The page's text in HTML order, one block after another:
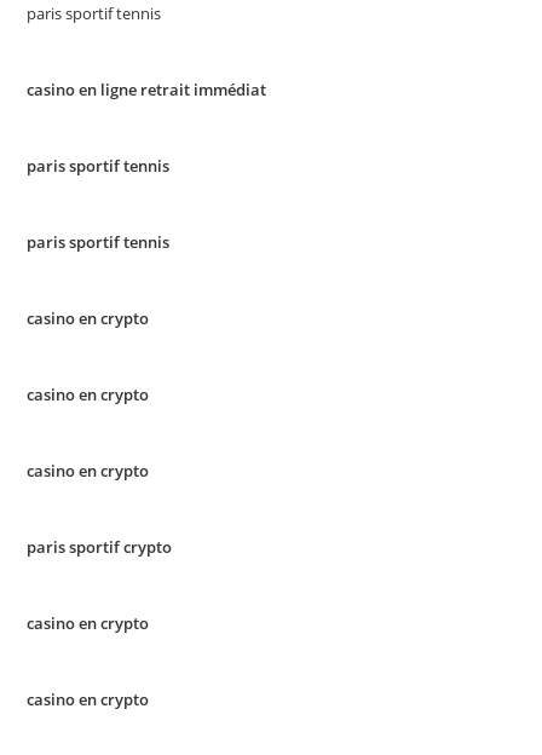
paris sportif tennis
casino en ligne retrait immédiat
paris sportif tennis
paris sportif tennis
casino en crypto
casino en crypto
casino en crypto
paris sportif crypto
casino en crypto
casino en crypto